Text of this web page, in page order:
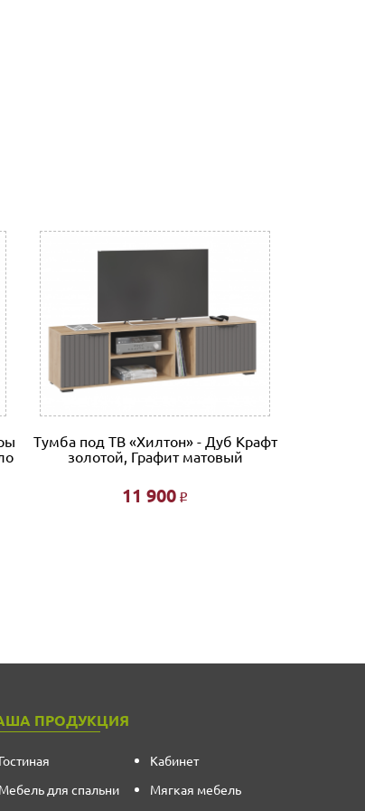
Тумба под ТВ «Хилтон» - Дуб Крафт
золотой, Графит матовый
11 900 Р
ПРОДУКЦИЯ
Гостиная
Мебель для спальни
Кабинет
Мягкая мебель